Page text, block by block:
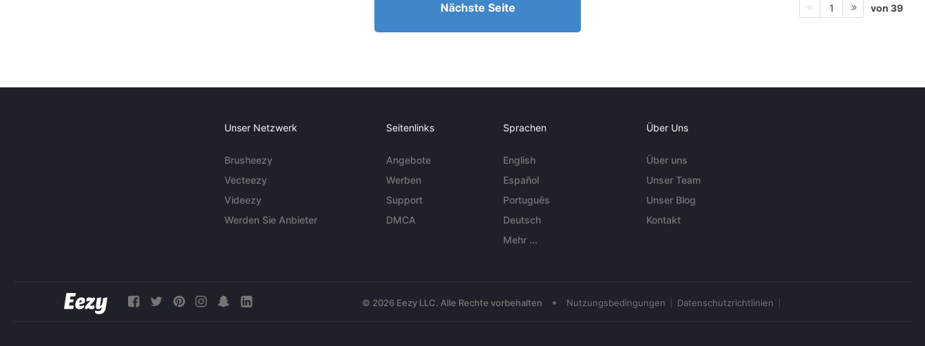
Nächste Seite 1 von 39
Unser Netzwerk
Brusheezy
Vecteezy
Videezy
Werden Sie Anbieter
Seitenlinks
Angebote
Werben
Support
DMCA
Sprachen
English
Español
Português
Deutsch
Mehr ...
Über Uns
Über uns
Unser Team
Unser Blog
Kontakt
© 2026 Eezy LLC. Alle Rechte vorbehalten • Nutzungsbedingungen Datenschutzrichtlinien